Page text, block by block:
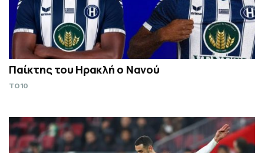
Παίκτης του Ηρακλή ο Νανού
TO10